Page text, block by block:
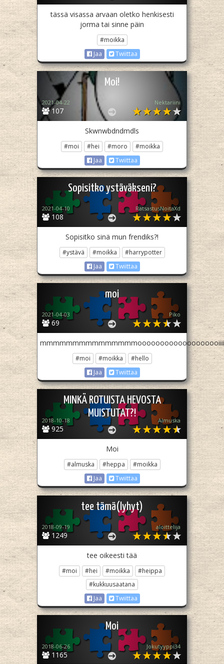
tässä visassa arvaan oletko henkisesti
jorma tai sinne päin
#moikka
Jaa
Twiittaa
Moi!
107
2021-04-22 Nektariini
Skwnwbdndmdls
#moi #hei #moro
#moikka
Jaa
Twiittaa
Sopisitko ystäväkseni?
108
2021-04-10 RatsastusNoitaXd
Sopisitko sinä mun frendiks?!
#ystävä #moikka
#harrypotter
Jaa
Twiittaa
moi
69
2021-04-03 Piko
#moi #moikka
#hello
Jaa
Twiittaa
MINKÄ ROTUISTA HEVOSTA
MUISTUTAT?!
925
2018-10-18 Almuska
Moi
#almuska #heppa
#moikka
Jaa
Twiittaa
tee tämä(lyhyt)
1249
2018-09-19 aloittelija
tee oikeesti tää
#moi #hei #moikka
#heippa
#kukkuusaatana
Jaa
Twiittaa
Moi
1165
2018-06-26 Jokutyyppi34